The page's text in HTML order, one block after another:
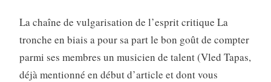
La chaîne de vulgarisation de l’esprit critique La
tronche en biais a pour sa part le bon goût de compter
parmi ses membres un musicien de talent (Vled Tapas,
déjà mentionné en début d’article et dont vous